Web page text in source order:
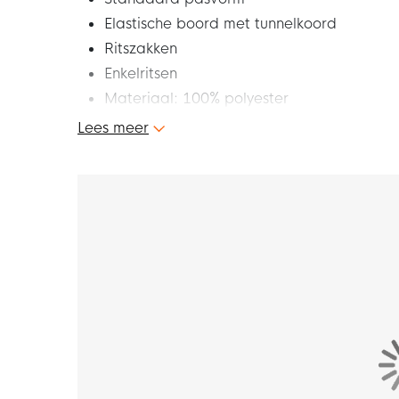
Elastische boord met tunnelkoord
Ritszakken
Enkelritsen
Materiaal: 100% polyester
De trainingsbroek is gemaakt van 100%
Lees meer